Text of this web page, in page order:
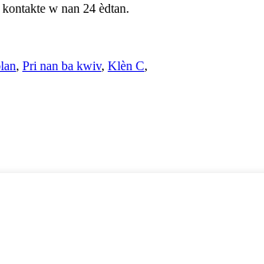
w nan 24 èdtan.
, Pri nan ba kwiv, Klèn C,